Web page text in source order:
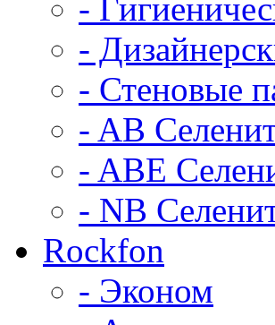
-
-
- Стеновые
- AB
- ABE
- NB
Rockfon
- Эконом